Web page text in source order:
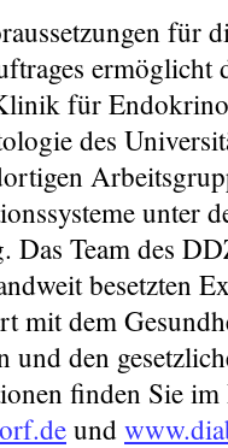
für
ermöglicht
für
des
unter
Das Team des
besetzten
mit dem
und den
finden Sie
und